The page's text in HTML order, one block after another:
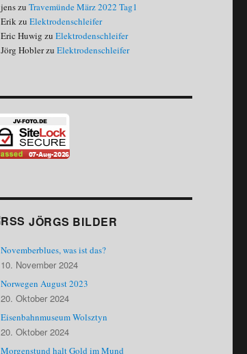
jenszuTravemünde März 2022 Tag1
ErikzuElektrodenschleifer
Eric Huwig zuElektrodenschleifer
Jörg HoblerzuElektrodenschleifer
JÖRGS BILDER
Novemberblues, was ist das?
10. November 2024
Norwegen August 2023
20. Oktober 2024
Eisenbahnmuseum Wolsztyn
20. Oktober 2024
Morgenstund halt Gold im Mund